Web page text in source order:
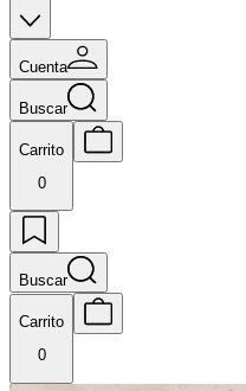
Cuenta
Buscar
Carrito
0
Buscar
Carrito
0